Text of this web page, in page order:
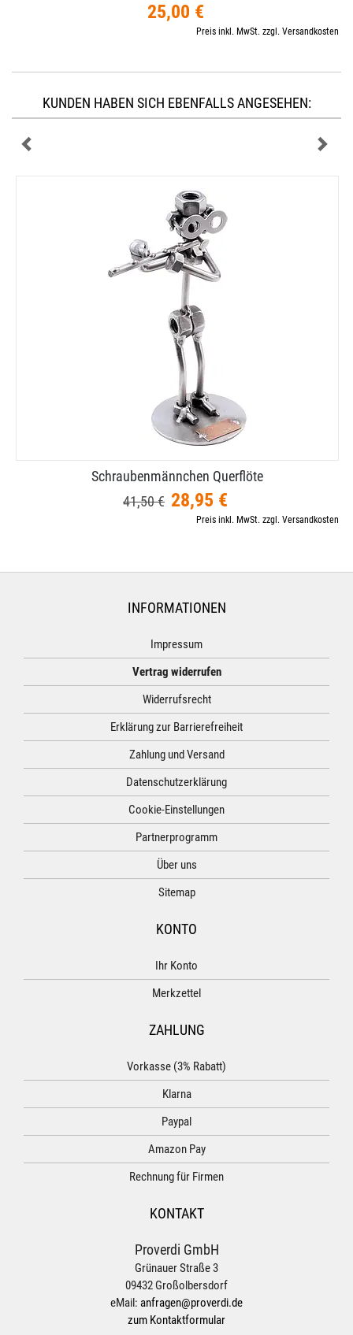
25,00 €
Preis inkl. MwSt. zzgl. Versandkosten
KUNDEN HABEN SICH EBENFALLS ANGESEHEN:
Schraubenmännchen Querflöte
41,50 € 28,95 €
Preis inkl. MwSt. zzgl. Versandkosten
INFORMATIONEN
Impressum
Vertrag widerrufen
Widerrufsrecht
Erklärung zur Barrierefreiheit
Zahlung und Versand
Datenschutzerklärung
Cookie-Einstellungen
Partnerprogramm
Über uns
Sitemap
KONTO
Ihr Konto
Merkzettel
ZAHLUNG
Vorkasse (3% Rabatt)
Klarna
Paypal
Amazon Pay
Rechnung für Firmen
KONTAKT
Proverdi GmbH
Grünauer Straße 3
09432 Großolbersdorf
eMail: anfragen@proverdi.de
zum Kontaktformular